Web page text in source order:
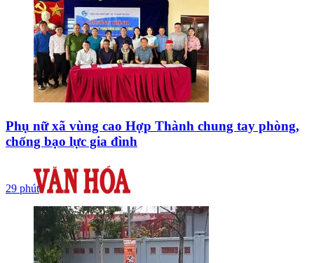
Phụ nữ xã vùng cao Hợp Thành chung tay phòng,
chống bạo lực gia đình
29 phút